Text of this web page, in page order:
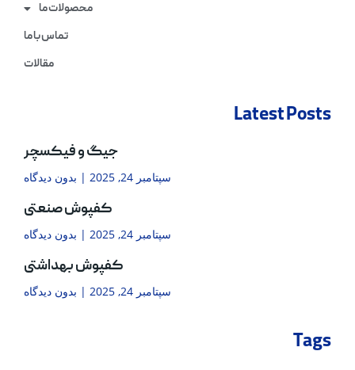
محصولات ما
تماس با ما
مقالات
Latest Posts
جیگ و فیکسچر
سپتامبر 24, 2025 بدون دیدگاه
کفپوش صنعتی
سپتامبر 24, 2025 بدون دیدگاه
کفپوش بهداشتی
سپتامبر 24, 2025 بدون دیدگاه
Tags